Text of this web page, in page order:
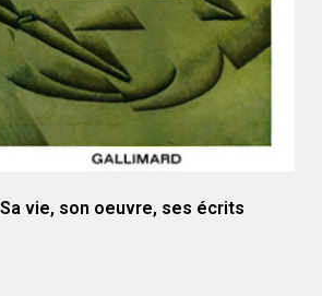
vie, son oeuvre, ses écrits